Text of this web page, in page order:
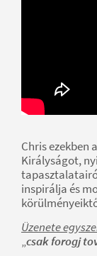
Chris ezekben
Királyságot,
inspirálja és
Üzenete
„csak forogj